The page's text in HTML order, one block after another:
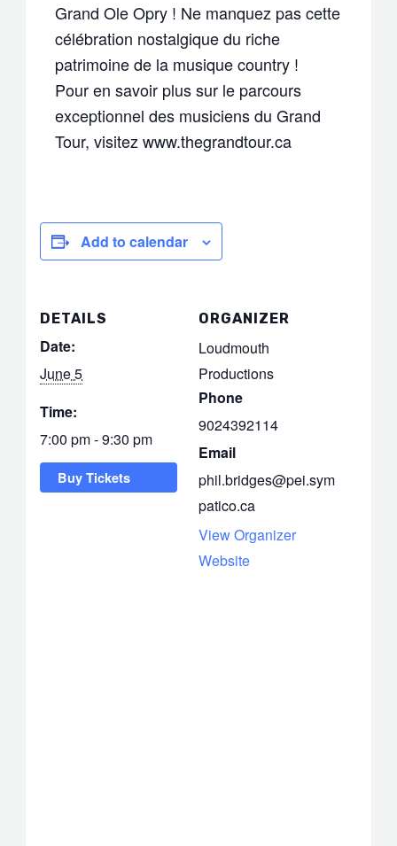
Grand Ole Opry ! Ne manquez pas cette
célébration nostalgique du riche
patrimoine de la musique country !
Pour en savoir plus sur le parcours
exceptionnel des musiciens du Grand
Tour, visitez www.thegrandtour.ca
Add to calendar
DETAILS
Date:
June 5
Time:
7:00 pm - 9:30 pm
Buy Tickets
ORGANIZER
Loudmouth
Productions
Phone
9024392114
Email
phil.bridges@pei.sym
patico.ca
View Organizer
Website